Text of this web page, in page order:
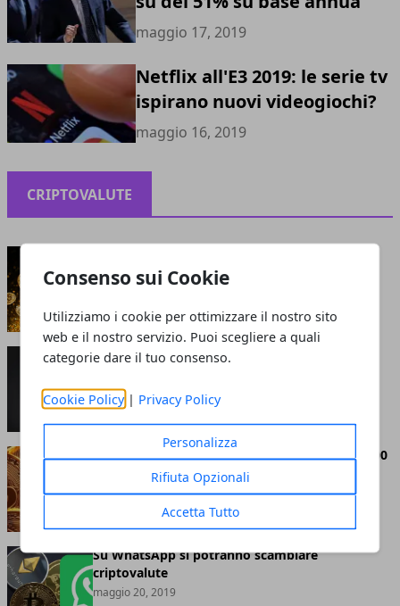
Consenso sui Cookie
Utilizziamo i cookie per ottimizzare il nostro sito
web e il nostro servizio. Puoi scegliere a quali
categorie dare il tuo consenso.
Cookie Policy | Privacy Policy
Personalizza
Rifiuta Opzionali
Accetta Tutto
maggio 17, 2019
Netflix all'E3 2019: le serie tv
ispirano nuovi videogiochi?
maggio 16, 2019
CRIPTOVALUTE
maggio 13, 2021
Perché le criptovalute sono smart: cosa attrae
giugno 05, 2020
Bitcoin abbandona definitivamente quota 8.000
maggio 20, 2019
Su WhatsApp si potranno scambiare
criptovalute
maggio 20, 2019